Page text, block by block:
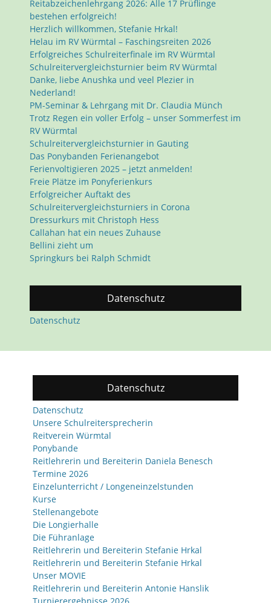
Reitabzeichenlehrgang 2026: Alle 17 Prüflinge
bestehen erfolgreich!
Herzlich willkommen, Stefanie Hrkal!
Helau im RV Würmtal – Faschingsreiten 2026
Erfolgreiches Schulreiterfinale im RV Würmtal
Schulreitervergleichsturnier beim RV Würmtal
Danke, liebe Anushka und veel Plezier in
Nederland!
PM-Seminar & Lehrgang mit Dr. Claudia Münch
Trotz Regen ein voller Erfolg – unser Sommerfest im
RV Würmtal
Schulreitervergleichsturnier in Gauting
Das Ponybanden Ferienangebot
Ferienvoltigieren 2025 – jetzt anmelden!
Freie Plätze im Ponyferienkurs
Erfolgreicher Auftakt des
Schulreitervergleichsturniers in Corona
Dressurkurs mit Christoph Hess
Callahan hat ein neues Zuhause
Bellini zieht um
Springkurs bei Ralph Schmidt
Datenschutz
Datenschutz
Datenschutz
Datenschutz
Unsere Schulreitersprecherin
Reitverein Würmtal
Ponybande
Reitlehrerin und Bereiterin Daniela Benesch
Termine 2026
Einzelunterricht / Longeneinzelstunden
Kurse
Stellenangebote
Die Longierhalle
Die Führanlage
Reitlehrerin und Bereiterin Stefanie Hrkal
Reitlehrerin und Bereiterin Stefanie Hrkal
Unser MOVIE
Reitlehrerin und Bereiterin Antonie Hanslik